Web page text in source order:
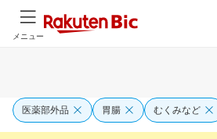
メニュー
医薬部外品 胃腸 むくみなど